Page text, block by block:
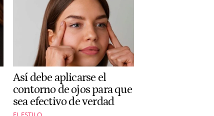
Así debe aplicarse el
contorno de ojos para que
sea efectivo de verdad